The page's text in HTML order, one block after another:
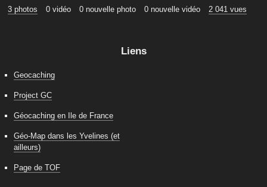
3 photos 0 vidéo 0 nouvelle photo 0 nouvelle vidéo 2 041 vues
Liens
Geocaching
Project GC
Géocaching en Ile de France
Géo-Map dans les Yvelines (et
ailleurs)
Page de TOF